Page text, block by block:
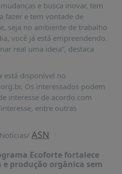
e busca inovar, tem
fazer e tem vontade de
seja no ambiente de trabalho
você já está empreendendo.
real uma ideia”, destaca
está disponível no
Os interessados podem
interesse de acordo com
entre outras
ASN
Ecoforte fortalece
e produção orgânica sem